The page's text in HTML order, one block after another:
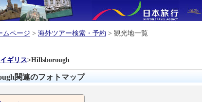
ムページ > 海外ツアー検索・予約 > 観光地一覧
イギリス>Hillsborough
関連のフォトマップ